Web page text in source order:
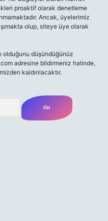
proaktif olarak denetleme
Ancak, üyelerimiz
olup, siteye üye olarak
olduğunu düşündüğünüz
adresine bildirmeniz halinde,
kaldırılacaktır.